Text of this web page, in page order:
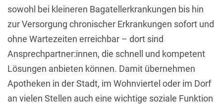
sowohl bei kleineren Bagatellerkrankungen bis hin
zur Versorgung chronischer Erkrankungen sofort und
ohne Wartezeiten erreichbar – dort sind
Ansprechpartner:innen, die schnell und kompetent
Lösungen anbieten können. Damit übernehmen
Apotheken in der Stadt, im Wohnviertel oder im Dorf
an vielen Stellen auch eine wichtige soziale Funktion